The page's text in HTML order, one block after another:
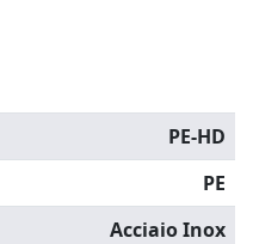
PE-HD
PE
Acciaio Inox